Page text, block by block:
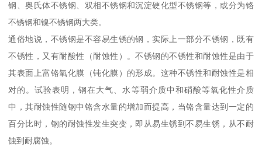
钢、奥氏体不锈钢、双相不锈钢和沉淀硬化型不锈钢等，或分为铬
不锈钢和镍不锈钢两大类。
通俗地说，不锈钢是不容易生锈的钢，实际上一部分不锈钢，既有
不锈性，又有耐酸性（耐蚀性）。不锈钢的不锈性和耐蚀性是由于
其表面上富铬氧化膜（钝化膜）的形成。这种不锈性和耐蚀性是相
对的。试验表明，钢在大气、水等弱介质中和硝酸等氧化性介质
中，其耐蚀性随钢中铬含水量的增加而提高，当铬含量达到一定的
百分比时，钢的耐蚀性发生突变，即从易生锈到不易生锈，从不耐
蚀到耐腐蚀。